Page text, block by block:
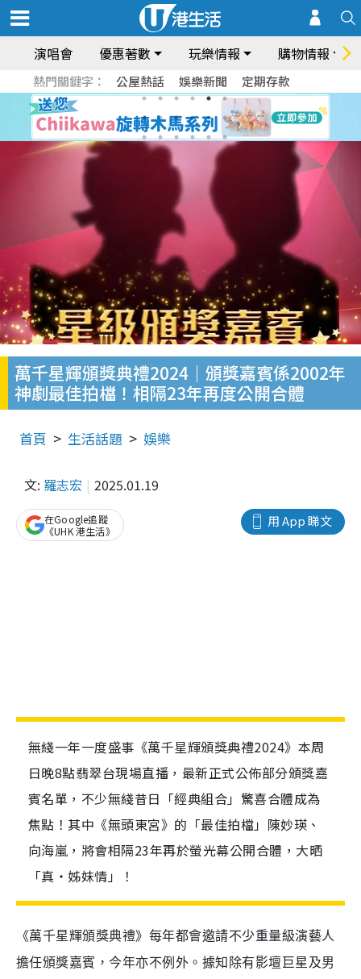
演唱會 優惠著數 玩樂情報 購物情報
熱門關鍵字： 公屋熱話 娛樂新聞 定期存款
萬千星輝頒獎典禮2024｜頒獎嘉賓係2002年
神劇最佳拍檔！相隔23年再度公開合體
首頁 生活話題 娛樂
文: 羅志宏 2025.01.19
用 App 睇文
在Google追蹤
《UHK 港生活》
無綫一年一度盛事《萬千星輝頒獎典禮2024》本周
日晚8點翡翠台現場直播，最新正式公佈部分頒獎嘉
賓名單，不少無綫昔日「經典組合」驚喜合體成為
焦點！其中《無頭東宮》的「最佳拍檔」陳妙瑛、
向海嵐，將會相隔23年再於螢光幕公開合體，大晒
「真‧姊妹情」！
《萬千星輝頒獎典禮》每年都會邀請不少重量級演藝人
擔任頒獎嘉賓，今年亦不例外。據知除有影壇巨星及男